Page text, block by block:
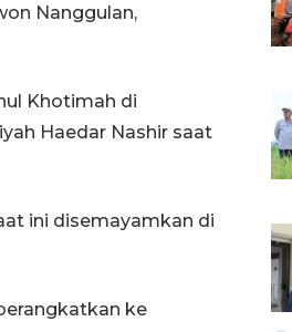
Nanggulan,
Khotimah di
Haedar Nashir saat
ini disemayamkan di
ke